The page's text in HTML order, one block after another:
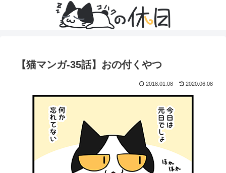
【猫マンガ-35話】おの付くやつ
2018.01.08 2020.06.08